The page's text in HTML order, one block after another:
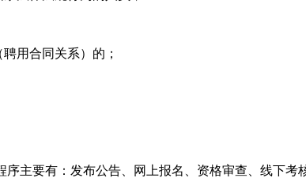
用合同关系）的；
要有：发布公告、网上报名、资格审查、线下考